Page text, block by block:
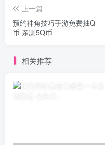
上一篇
预约神角技巧手游免费抽Q
币 亲测5Q币
相关推荐